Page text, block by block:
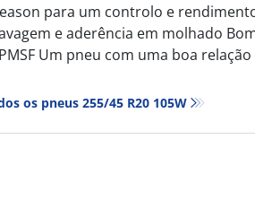
para um controlo e
e aderência em molhado
Um pneu com uma boa
os pneus‎ 255/45 R20 105W